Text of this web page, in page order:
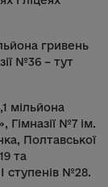
гривень
№36 – тут
мільйона
№7 ім.
Полтавської
та
ступенів №28.